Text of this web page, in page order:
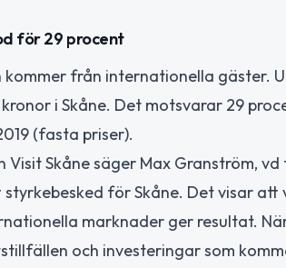
för 29 procent
från internationella gäster.
i Skåne. Det motsvarar 29
(fasta priser).
Visit Skåne säger Max Granström,
för Skåne. Det visar
marknader ger resultat.
och investeringar som